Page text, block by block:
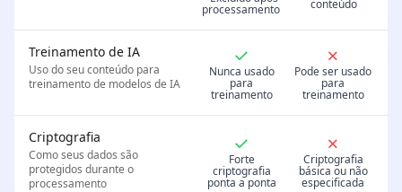
processamento conteúdo
Treinamento de IA
Uso do seu conteúdo para
treinamento de modelos de IA
✓
Nunca usado
para
treinamento
✗
Pode ser usado
para
treinamento
Criptografia
Como seus dados são
protegidos durante o
processamento
✓
Forte
criptografia
ponta a ponta
✗
Criptografia
básica ou não
especificada